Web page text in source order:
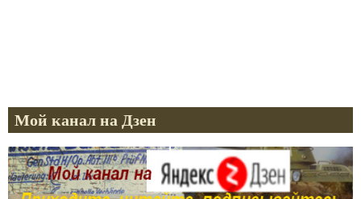
Мой канал на Дзен